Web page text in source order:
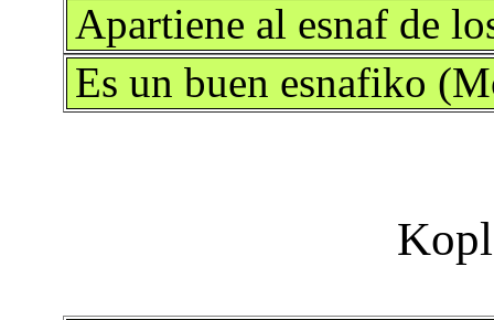
Apartiene al esnaf de
Es un buen esnafiko